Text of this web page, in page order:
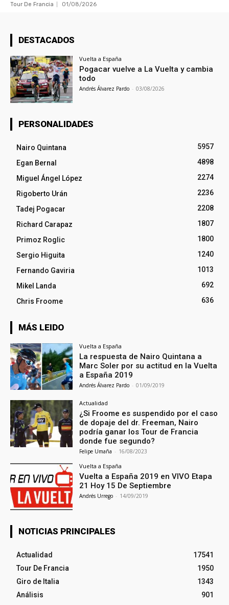
Tour De Francia 01/08/2026
DESTACADOS
Vuelta a España
Pogacar vuelve a La Vuelta y cambia
todo
Andrés Álvarez Pardo - 03/08/2026
PERSONALIDADES
Nairo Quintana
5957
Egan Bernal
4898
Miguel Ángel López
2274
Rigoberto Urán
2236
Tadej Pogacar
2208
Richard Carapaz
1807
Primoz Roglic
1800
Sergio Higuita
1240
Fernando Gaviria
1013
Mikel Landa
692
Chris Froome
636
MÁS LEIDO
Vuelta a España
La respuesta de Nairo Quintana a
Marc Soler por su actitud en la Vuelta
a España 2019
Andrés Álvarez Pardo - 01/09/2019
Actualidad
¿Si Froome es suspendido por el caso
de dopaje del dr. Freeman, Nairo
podría ganar los Tour de Francia
donde fue segundo?
Felipe Umaña - 16/08/2023
Vuelta a España
Vuelta a España 2019 en VIVO Etapa
21 Hoy 15 De Septiembre
Andrés Urrego - 14/09/2019
NOTICIAS PRINCIPALES
Actualidad
17541
Tour De Francia
1950
Giro de Italia
1343
Análisis
901